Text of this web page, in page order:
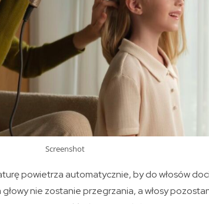
Screenshot
powietrza automatycznie, by do włosów
nie zostanie przegrzania, a włosy